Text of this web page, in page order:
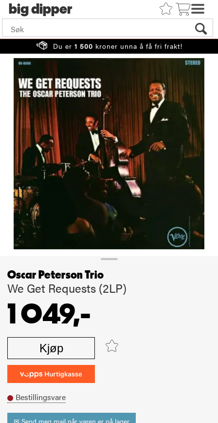
big
Du er 1 500 kroner unna å få fri frakt!
Oscar Peterson Trio
We Get Requests (2LP)
1 049,-
Kjøp
Bestillingsvare
✉ Send meg mail når varen er på lager